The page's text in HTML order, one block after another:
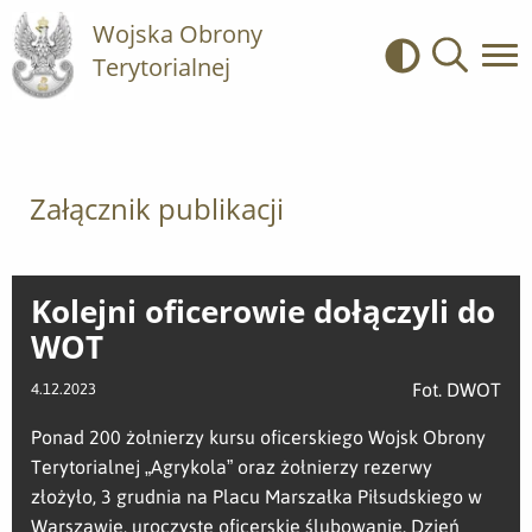
Wojska Obrony
Terytorialnej
Kontrast
Załącznik publikacji
Kolejni oficerowie dołączyli do
WOT
4.12.2023 Fot. DWOT
Ponad 200 żołnierzy kursu oficerskiego Wojsk Obrony
Terytorialnej „Agrykola” oraz żołnierzy rezerwy
złożyło, 3 grudnia na Placu Marszałka Piłsudskiego w
Warszawie, uroczyste oficerskie ślubowanie. Dzień